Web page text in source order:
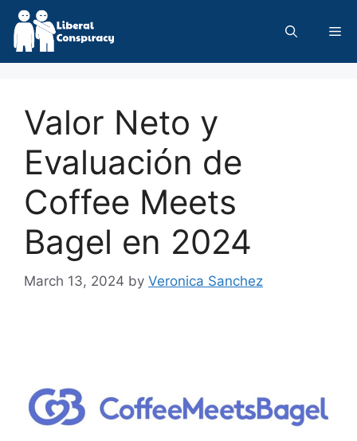
Skip
content
Valor Neto y
Evaluación de
Coffee Meets
Bagel en 2024
March 13, 2024 by Veronica Sanchez